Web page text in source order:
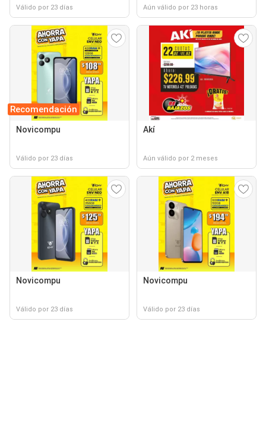
Válido por 23 días Aún válido por 23 horas
Recomendación
Novicompu
Válido por 23 días
Akí
Aún válido por 2 meses
Novicompu
Válido por 23 días
Novicompu
Válido por 23 días